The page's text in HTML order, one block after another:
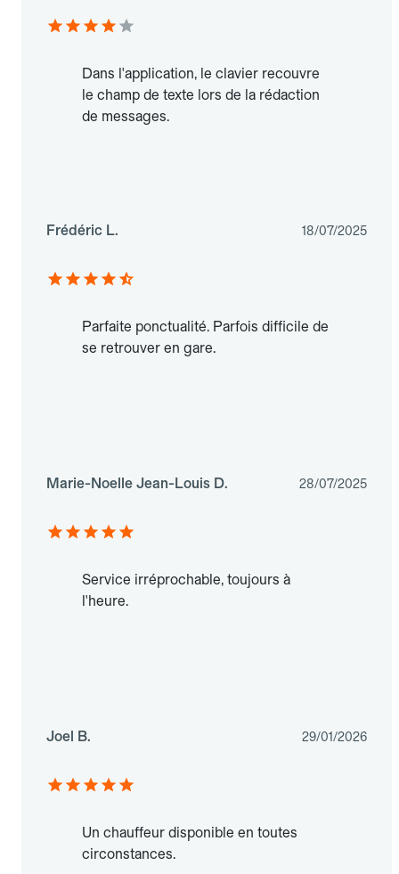
Dans l'application, le clavier recouvre
le champ de texte lors de la rédaction
de messages.
Frédéric L. 18/07/2025
Parfaite ponctualité. Parfois difficile de
se retrouver en gare.
Marie-Noelle Jean-Louis D. 28/07/2025
Service irréprochable, toujours à
l'heure.
Joel B. 29/01/2026
Un chauffeur disponible en toutes
circonstances.